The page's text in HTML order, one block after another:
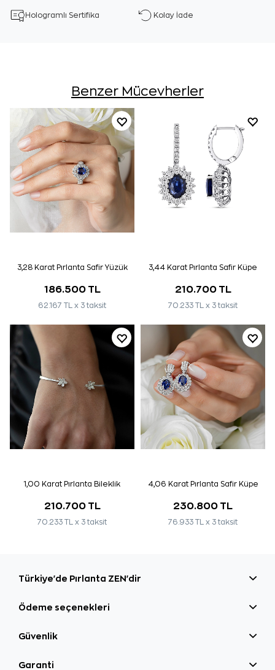
Hologramlı Sertifika Kolay İade
Benzer Mücevherler
3,28 Karat Pırlanta Safir Yüzük
186.500 TL
62.167 TL x 3 taksit
3,44 Karat Pırlanta Safir Küpe
210.700 TL
70.233 TL x 3 taksit
1,00 Karat Pırlanta Bileklik
210.700 TL
70.233 TL x 3 taksit
4,06 Karat Pırlanta Safir Küpe
230.800 TL
76.933 TL x 3 taksit
Türkiye'de Pırlanta ZEN'dir
Ödeme seçenekleri
Güvenlik
Garanti